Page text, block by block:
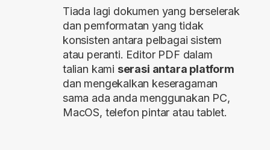
Tiada lagi dokumen yang berselerak
dan pemformatan yang tidak
konsisten antara pelbagai sistem
atau peranti. Editor PDF dalam
talian kami serasi antara platform
dan mengekalkan keseragaman
sama ada anda menggunakan PC,
MacOS, telefon pintar atau tablet.